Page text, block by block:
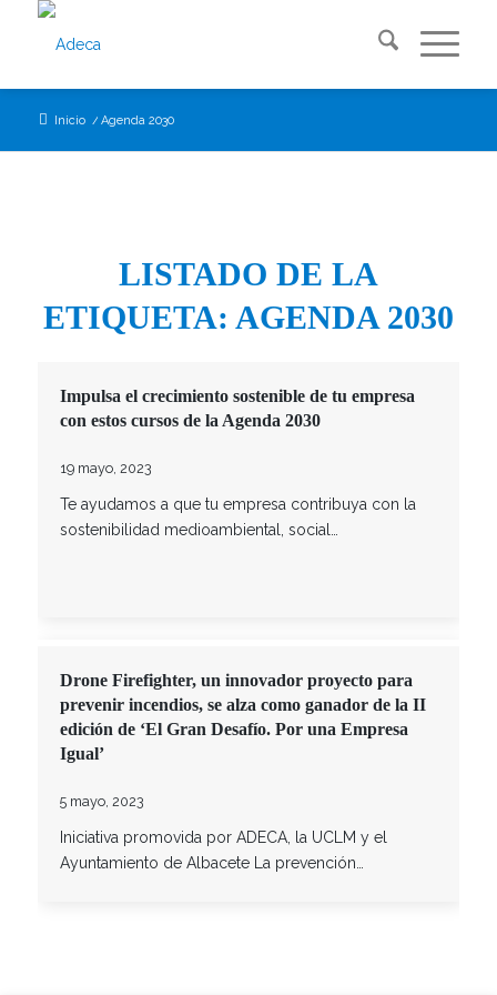
Inicio / Agenda 2030
LISTADO DE LA
ETIQUETA: AGENDA 2030
Impulsa el crecimiento sostenible de tu empresa
con estos cursos de la Agenda 2030
19 mayo, 2023
Te ayudamos a que tu empresa contribuya con la
sostenibilidad medioambiental, social…
Drone Firefighter, un innovador proyecto para
prevenir incendios, se alza como ganador de la II
edición de ‘El Gran Desafío. Por una Empresa
Igual’
5 mayo, 2023
Iniciativa promovida por ADECA, la UCLM y el
Ayuntamiento de Albacete La prevención…